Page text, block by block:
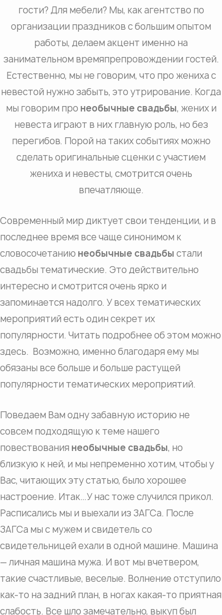
гости? Для мебели? Мы, как агентство по
организации праздников с большим опытом
работы, делаем акцент именно на
занимательном времяпрепровождении гостей.
Естественно, мы не говорим, что про жениха с
невестой нужно забыть, это утрирование. Когда
мы говорим про необычные свадьбы, жених и
невеста играют в них главную роль, но без
перегибов. Порой на таких событиях можно
сделать оригинальные сценки с участием
жениха и невесты, смотрится очень
впечатляюще.
Современный мир диктует свои тенденции, и в
последнее время все чаще синонимом к
словосочетанию необычные свадьбы стали
свадьбы тематические. Это действительно
интересно и смотрится очень ярко и
запоминается надолго. У всех тематических
мероприятий есть один секрет их
популярности. Читать подробнее об этом можно
здесь. Возможно, именно благодаря ему мы
обязаны все больше и больше растущей
популярности тематических мероприятий.
Поведаем Вам одну забавную историю не
совсем подходящую к теме нашего
повествования необычные свадьбы, но
близкую к ней, и мы непременно хотим, чтобы у
Вас, читающих эту статью, было хорошее
настроение. Итак…У нас тоже случился прикол.
Расписались мы и выехали из ЗАГСа. После
ЗАГСа мы с мужем и свидетель со
свидетельницей ехали в одной машине. Машина
— личная машина мужа. И вот мы вчетвером,
такие счастливые, веселые. Волнение отступило
как-то на задний план, в ногах какая-то приятная
слабость. Все шло замечательно, выкуп был